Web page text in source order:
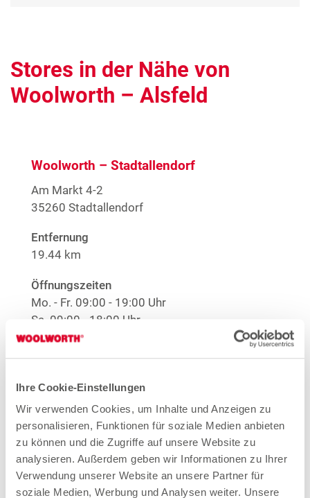
Ihre Cookie-Einstellungen
Wir verwenden Cookies, um Inhalte und Anzeigen zu
personalisieren, Funktionen für soziale Medien anbieten
zu können und die Zugriffe auf unsere Website zu
analysieren. Außerdem geben wir Informationen zu Ihrer
Verwendung unserer Website an unsere Partner für
soziale Medien, Werbung und Analysen weiter. Unsere
Stores in der Nähe von
Woolworth – Alsfeld
Woolworth – Stadtallendorf
Am Markt 4-2
35260 Stadtallendorf
Entfernung
19.44 km
Öffnungszeiten
Mo. - Fr. 09:00 - 19:00 Uhr
Sa. 09:00 - 18:00 Uhr
Große Größen Damenwäsche Anime T-Shirts
1Nur solange der Vorrat reicht.
Mehr Informationen